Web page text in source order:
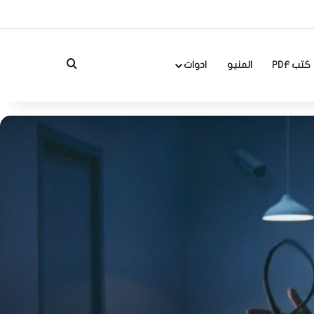
كتب PDF المنيو ادوات بحث عن